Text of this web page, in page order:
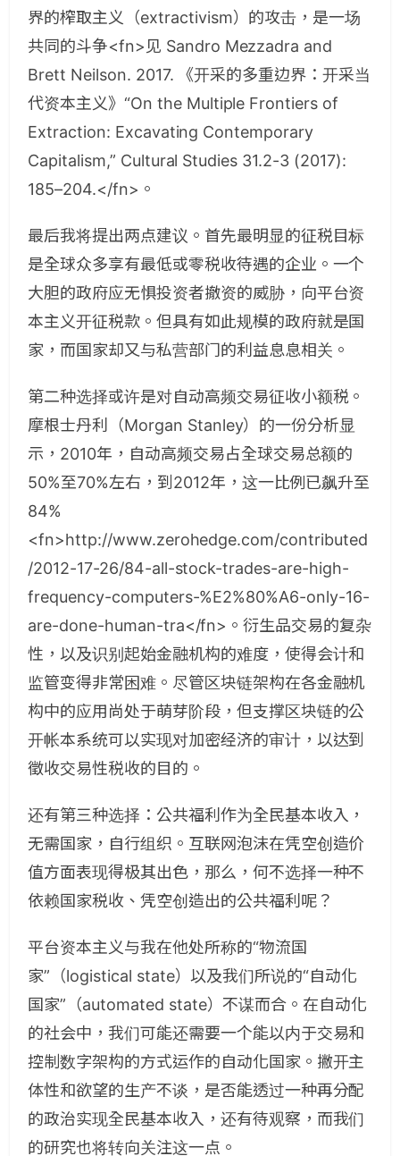
界的榨取主义（extractivism）的攻击，是一场
共同的斗争<fn>见 Sandro Mezzadra and
Brett Neilson. 2017. 《开采的多重边界：开采当
代资本主义》“On the Multiple Frontiers of
Extraction: Excavating Contemporary
Capitalism,” Cultural Studies 31.2-3 (2017):
185–204.</fn>。
最后我将提出两点建议。首先最明显的征税目标
是全球众多享有最低或零税收待遇的企业。一个
大胆的政府应无惧投资者撤资的威胁，向平台资
本主义开征税款。但具有如此规模的政府就是国
家，而国家却又与私营部门的利益息息相关。
第二种选择或许是对自动高频交易征收小额税。
摩根士丹利（Morgan Stanley）的一份分析显
示，2010年，自动高频交易占全球交易总额的
50%至70%左右，到2012年，这一比例已飙升至
84%
<fn>http://www.zerohedge.com/contributed
/2012-17-26/84-all-stock-trades-are-high-
frequency-computers-%E2%80%A6-only-16-
are-done-human-tra</fn>。衍生品交易的复杂
性，以及识别起始金融机构的难度，使得会计和
监管变得非常困难。尽管区块链架构在各金融机
构中的应用尚处于萌芽阶段，但支撑区块链的公
开帐本系统可以实现对加密经济的审计，以达到
徵收交易性税收的目的。
还有第三种选择：公共福利作为全民基本收入，
无需国家，自行组织。互联网泡沫在凭空创造价
值方面表现得极其出色，那么，何不选择一种不
依赖国家税收、凭空创造出的公共福利呢？
平台资本主义与我在他处所称的“物流国
家”（logistical state）以及我们所说的“自动化
国家”（automated state）不谋而合。在自动化
的社会中，我们可能还需要一个能以内于交易和
控制数字架构的方式运作的自动化国家。撇开主
体性和欲望的生产不谈，是否能透过一种再分配
的政治实现全民基本收入，还有待观察，而我们
的研究也将转向关注这一点。